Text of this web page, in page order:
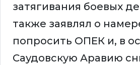
затягивания боевых
также заявлял о
попросить ОПЕК и, в
Саудовскую Аравию